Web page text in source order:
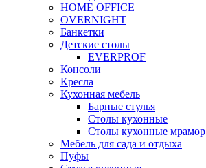
HOME OFFICE
OVERNIGHT
Банкетки
Детские столы
EVERPROF
Консоли
Кресла
Кухонная мебель
Барные стулья
Столы кухонные
Столы кухонные мрамор
Мебель для сада и отдыха
Пуфы